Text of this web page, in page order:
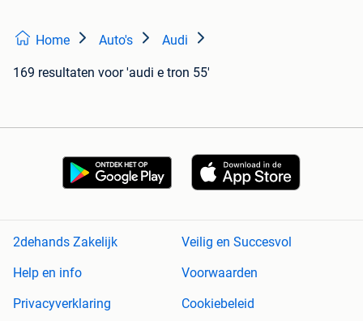
Home Auto's Audi
169 resultaten voor 'audi e tron 55'
2dehands Zakelijk
Veilig en Succesvol
Help en info
Voorwaarden
Privacyverklaring
Cookiebeleid